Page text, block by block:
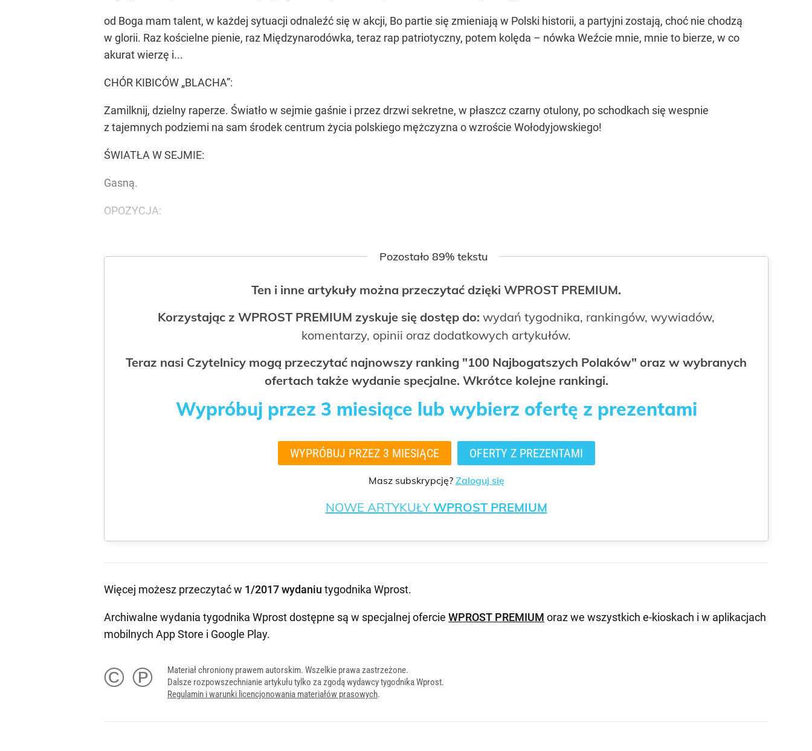
od Boga mam talent, w każdej sytuacji odnaleźć się w akcji, Bo partie się zmieniają w Polski historii, a partyjni zostają, choć nie chodzą
w glorii. Raz kościelne pienie, raz Międzynarodówka, teraz rap patriotyczny, potem kolęda – nówka Weźcie mnie, mnie to bierze, w co
akurat wierzę i...
CHÓR KIBICÓW „BLACHA”:
Zamilknij, dzielny raperze. Światło w sejmie gaśnie i przez drzwi sekretne, w płaszcz czarny otulony, po schodkach się wespnie
z tajemnych podziemi na sam środek centrum życia polskiego mężczyzna o wzroście Wołodyjowskiego!
ŚWIATŁA W SEJMIE:
Gasną.
OPOZYCJA:
Pozostało 89% tekstu
Ten i inne artykuły można przeczytać dzięki WPROST PREMIUM.
Korzystając z WPROST PREMIUM zyskuje się dostęp do: wydań tygodnika, rankingów, wywiadów,
komentarzy, opinii oraz dodatkowych artykułów.
Teraz nasi Czytelnicy mogą przeczytać najnowszy ranking "100 Najbogatszych Polaków" oraz w wybranych
ofertach także wydanie specjalne. Wkrótce kolejne rankingi.
Wypróbuj przez 3 miesiące lub wybierz ofertę z prezentami
WYPRÓBUJ PRZEZ 3 MIESIĄCE OFERTY Z PREZENTAMI
Masz subskrypcję? Zaloguj się
NOWE ARTYKUŁYWPROST PREMIUM
Więcej możesz przeczytać w 1/2017 wydaniu tygodnika Wprost.
Archiwalne wydania tygodnika Wprost dostępne są w specjalnej ofercie WPROST PREMIUM oraz we wszystkich e-kioskach i w aplikacjach
mobilnych App Store i Google Play.
© ℗
Materiał chroniony prawem autorskim. Wszelkie prawa zastrzeżone.
Dalsze rozpowszechnianie artykułu tylko za zgodą wydawcy tygodnika Wprost.
Regulamin i warunki licencjonowania materiałów prasowych.